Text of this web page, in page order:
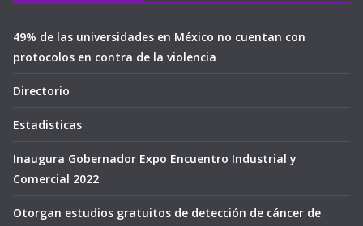
49% de las universidades en México no cuentan con
protocolos en contra de la violencia
Directorio
Estadisticas
Inaugura Gobernador Expo Encuentro Industrial y
Comercial 2022
Otorgan estudios gratuitos de detección de cáncer de